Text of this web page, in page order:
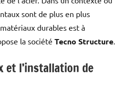
sont de plus en plus
durables est à
la société Tecno Structure
et l’installation de